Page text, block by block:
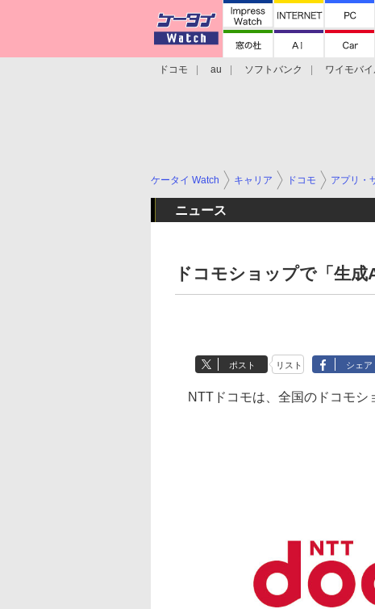
ドコモ au ソフトバンク ワイモバ
ケータイ Watch キャリア ドコモ アプリ・
ニュース
ドコモショップで「生成
ポスト リスト シェア
NTTドコモは、全国のドコモシ